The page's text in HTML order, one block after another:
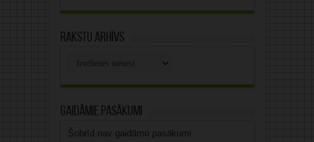
Rakstu arhīvs
Gaidāmie pasākumi
Šobrīd nav gaidāmo pasākumi.